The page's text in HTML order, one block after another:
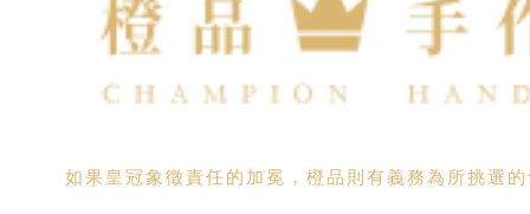
如果皇冠象徵責任的加冕，橙品則有義務為所挑選